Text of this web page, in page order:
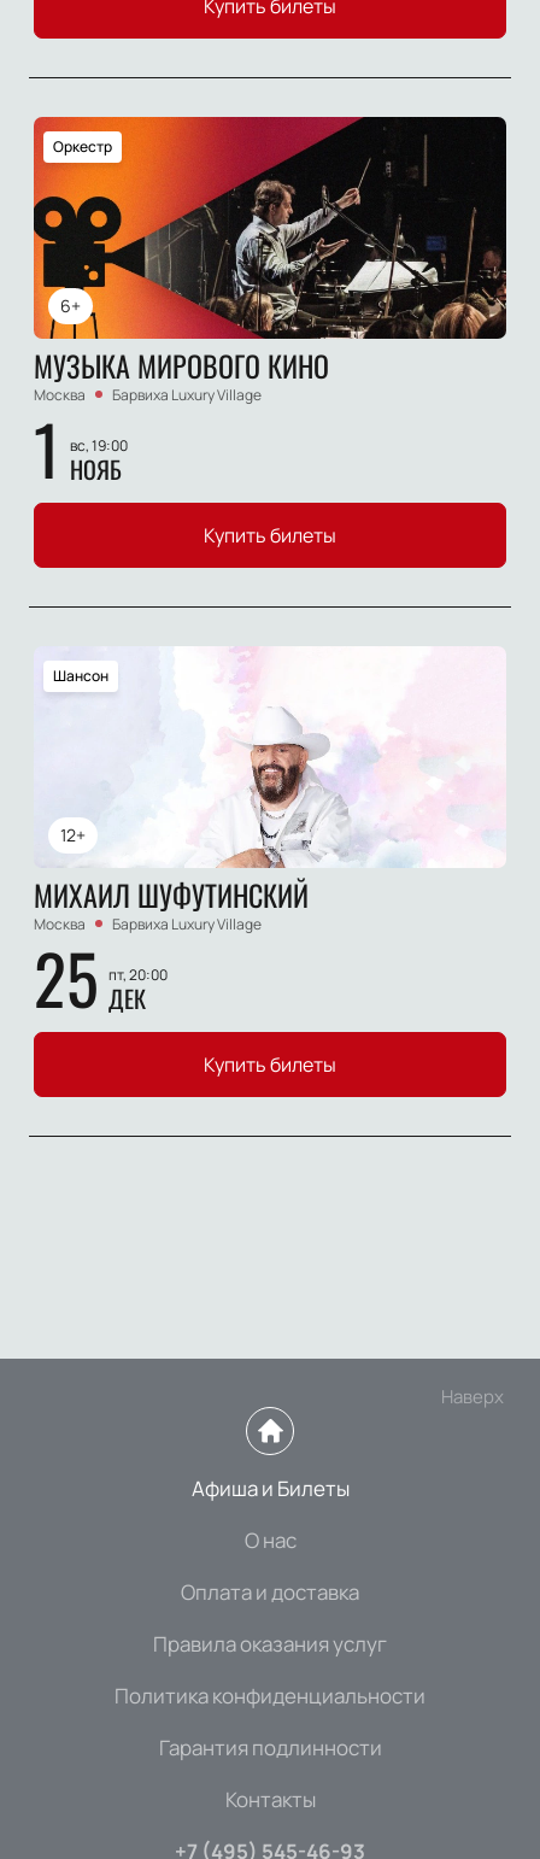
Купить билеты
6+
Оркестр
МУЗЫКА МИРОВОГО КИНО
Москва Барвиха Luxury Village
1 вс, 19:00
НОЯБ
Купить билеты
12+
Шансон
МИХАИЛ ШУФУТИНСКИЙ
Москва Барвиха Luxury Village
25 пт, 20:00
ДЕК
Купить билеты
Наверх
Афиша и Билеты
О нас
Оплата и доставка
Правила оказания услуг
Политика конфиденциальности
Гарантия подлинности
Контакты
+7 (495) 545-46-93